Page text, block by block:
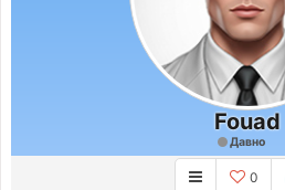
Fouad
Давно
0